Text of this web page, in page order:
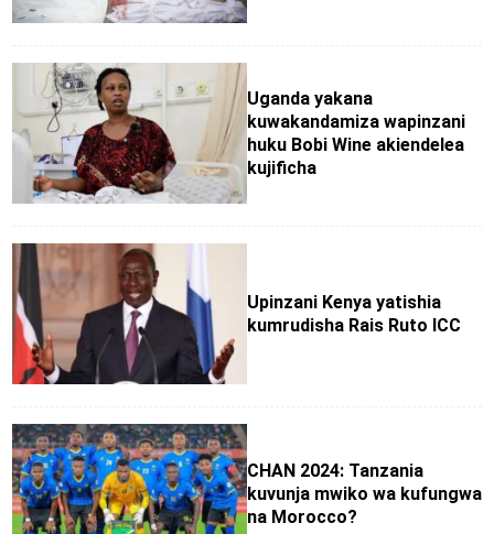
Uganda yakana
kuwakandamiza wapinzani
huku Bobi Wine akiendelea
kujificha
Upinzani Kenya yatishia
kumrudisha Rais Ruto ICC
CHAN 2024: Tanzania
kuvunja mwiko wa kufungwa
na Morocco?